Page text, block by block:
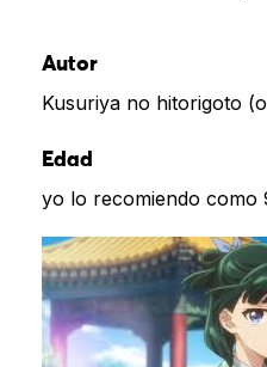
Autor
Kusuriya no hitorigoto
Edad
yo lo recomiendo como